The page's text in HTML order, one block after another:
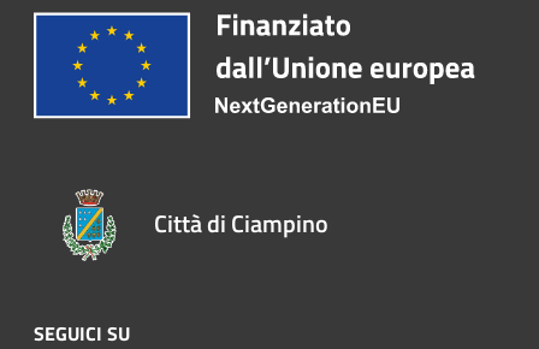
Città di Ciampino
SEGUICI SU